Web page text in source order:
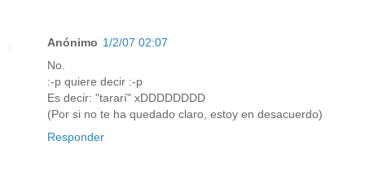
Anónimo 1/2/07 02:07
No.
:-p quiere decir :-p
Es decir: "tararí" xDDDDDDDD
(Por si no te ha quedado claro, estoy en desacuerdo)
Responder